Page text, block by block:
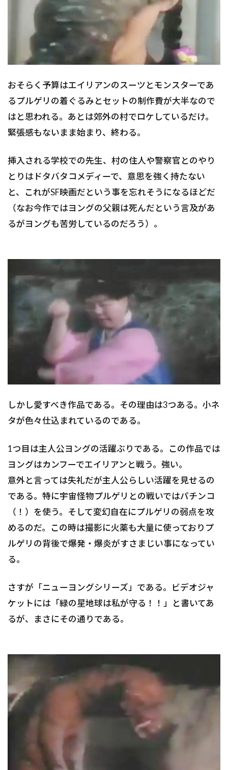
おそらく予算はエイリアンのスーツとモンスターであ
るプルゲリの着ぐるみとセットの制作費が大半なので
はと思われる。あとは郊外の村でロケしているだけ。
緊張感もないまま始まり、終わる。
挿入される学校での先生、村の住人や警察官とのやり
とりはドタバタコメディーで、意思を強く持たない
と、これがSF映画だという事を忘れそうになるほどだ
（なお今作ではヨングの父親は死んだという言及があ
るがヨングも苦労しているのだろう）。
しかし愛すべき作品である。その理由は3つある。小ネ
タが色々仕込まれているのである。
1つ目は主人公ヨングの活躍ぶりである。この作品では
ヨングはカンフーでエイリアンと戦う。強い。
意外と言っては失礼だが主人公らしい活躍を見せるの
である。特に宇宙怪物プルゲリとの戦いではパチンコ
（！）を使う。そして変幻自在にプルゲリの弱点を攻
めるのだ。この時は撮影に火薬も大量に使っておりプ
ルゲリの背後で爆発・爆炎がすさまじい事になってい
る。
さすが「ニューヨングシリーズ」である。ビデオジャ
ケットには「緑の星地球は私が守る！！」と書いてあ
るが、まさにその通りである。